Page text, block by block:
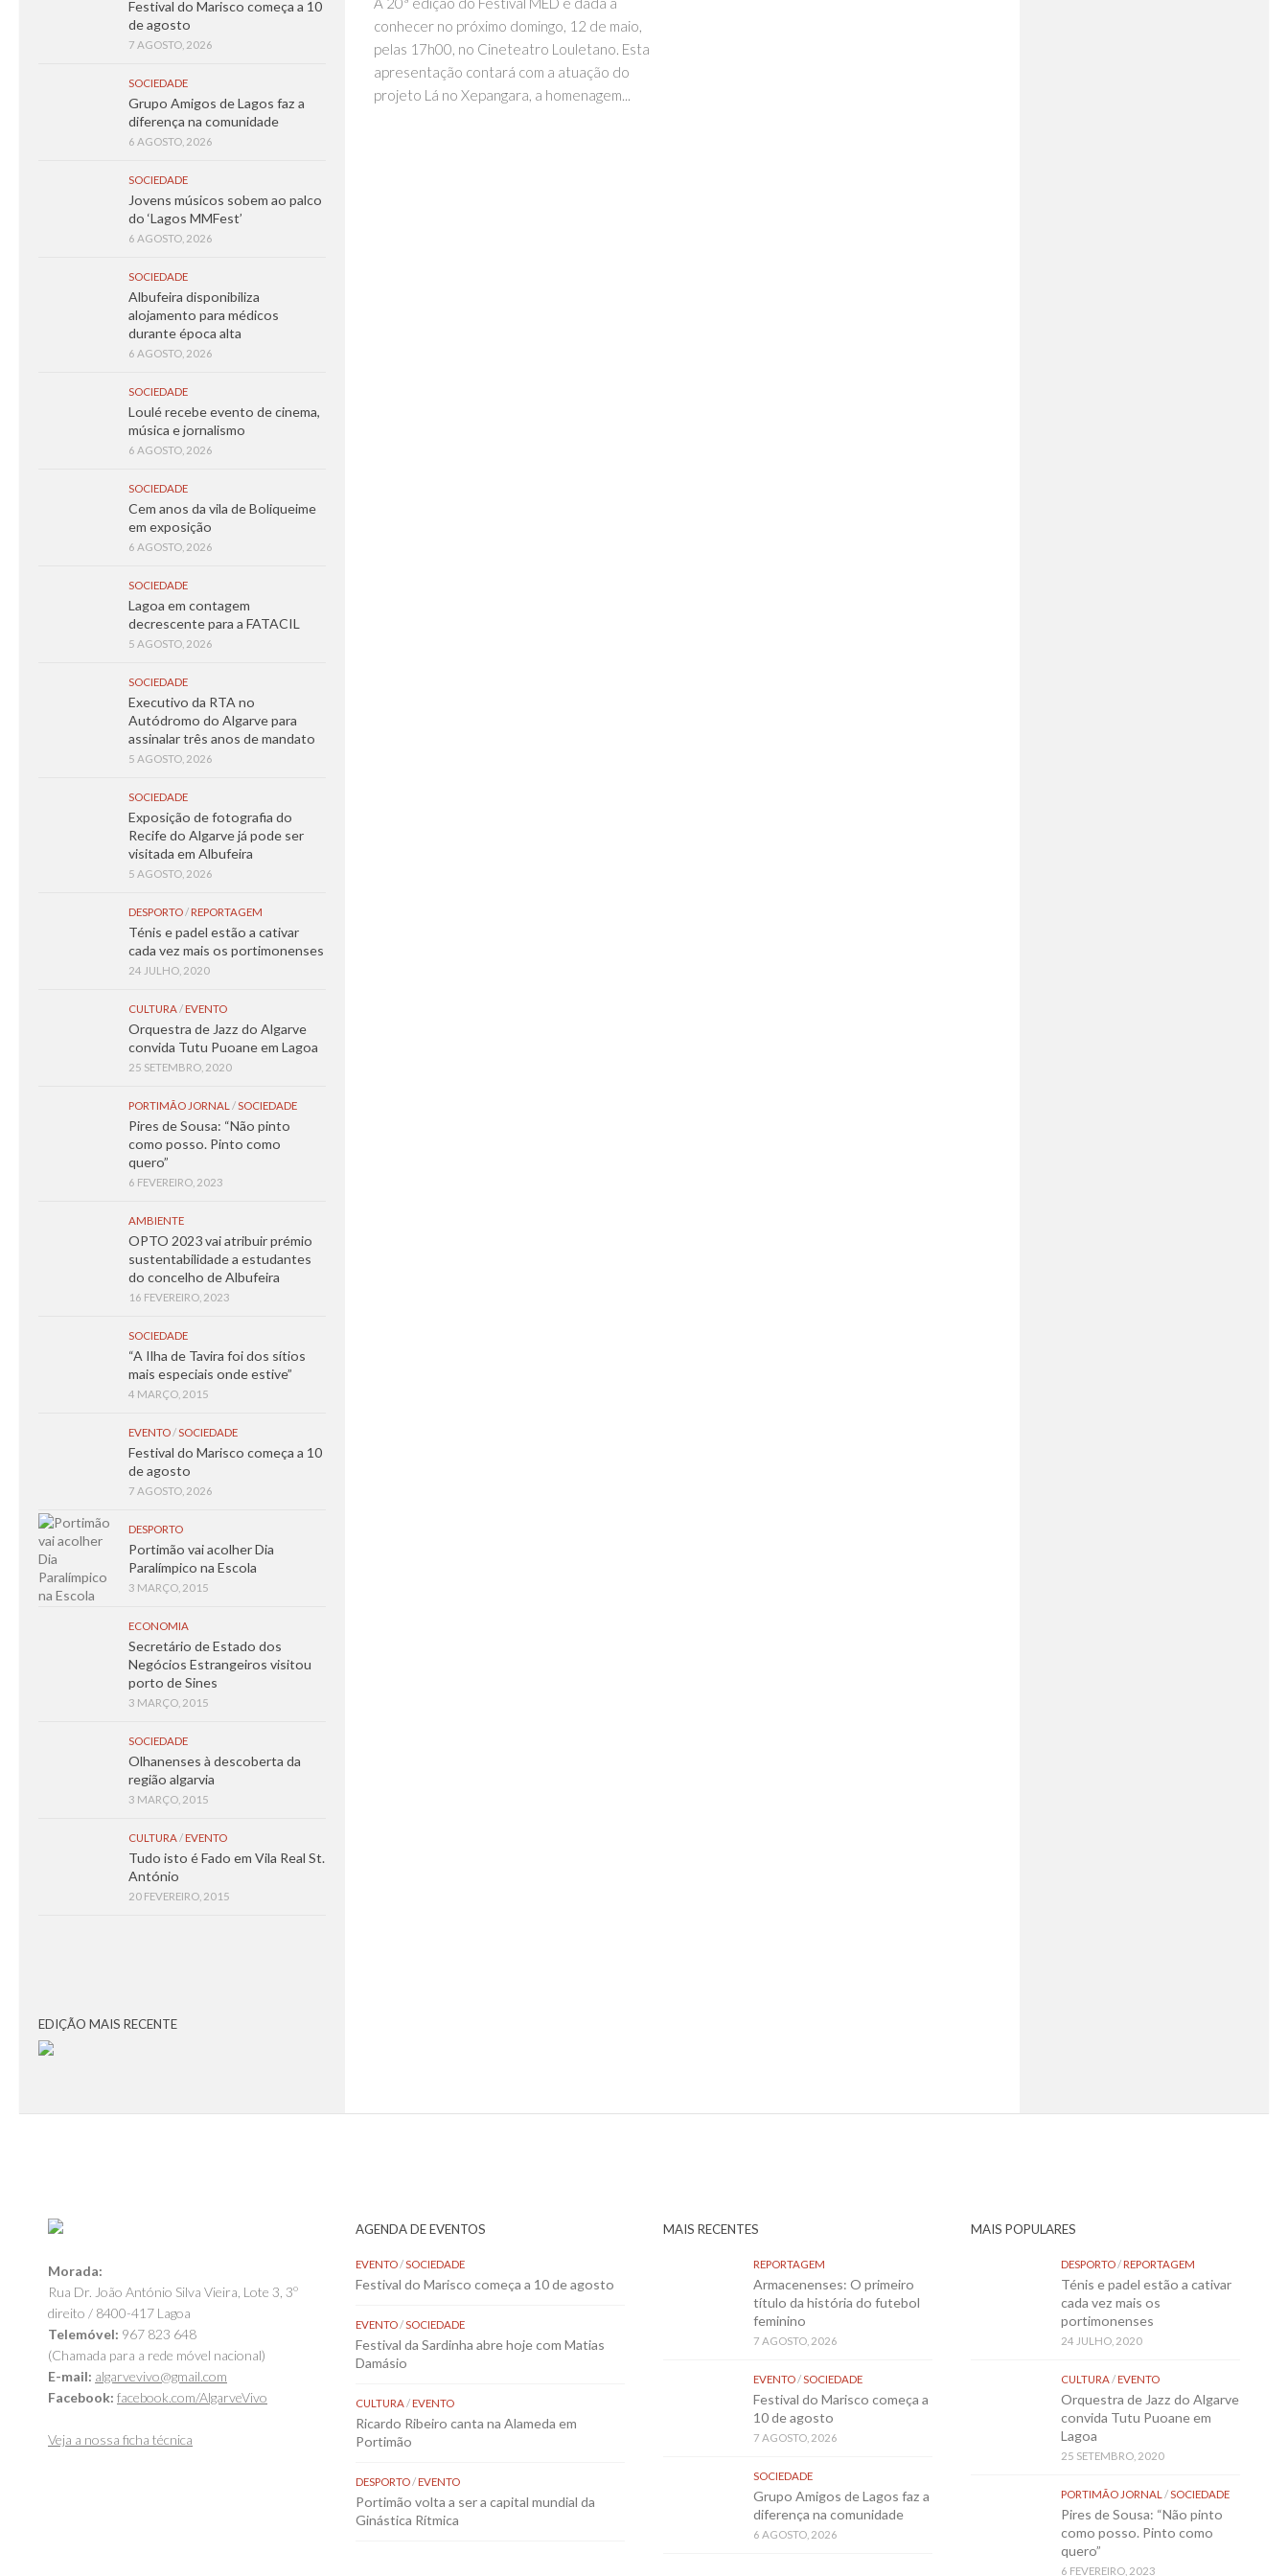
conhecer no próximo domingo, 12 de maio,
pelas 17h00, no Cineteatro Louletano. Esta
apresentação contará com a atuação do
projeto Lá no Xepangara, a homenagem...
Festival do Marisco começa a 10
de agosto
7 AGOSTO, 2026
SOCIEDADE
Grupo Amigos de Lagos faz a
diferença na comunidade
6 AGOSTO, 2026
SOCIEDADE
Jovens músicos sobem ao palco
do ‘Lagos MMFest’
6 AGOSTO, 2026
SOCIEDADE
Albufeira disponibiliza
alojamento para médicos
durante época alta
6 AGOSTO, 2026
SOCIEDADE
Loulé recebe evento de cinema,
música e jornalismo
6 AGOSTO, 2026
SOCIEDADE
Cem anos da vila de Boliqueime
em exposição
6 AGOSTO, 2026
SOCIEDADE
Lagoa em contagem
decrescente para a FATACIL
5 AGOSTO, 2026
SOCIEDADE
Executivo da RTA no
Autódromo do Algarve para
assinalar três anos de mandato
5 AGOSTO, 2026
SOCIEDADE
Exposição de fotografia do
Recife do Algarve já pode ser
visitada em Albufeira
5 AGOSTO, 2026
DESPORTO/ REPORTAGEM
Ténis e padel estão a cativar
cada vez mais os portimonenses
24 JULHO, 2020
CULTURA/ EVENTO
Orquestra de Jazz do Algarve
convida Tutu Puoane em Lagoa
25 SETEMBRO, 2020
PORTIMÃO JORNAL /SOCIEDADE
Pires de Sousa: “Não pinto
como posso. Pinto como
quero”
6 FEVEREIRO, 2023
AMBIENTE
OPTO 2023 vai atribuir prémio
sustentabilidade a estudantes
do concelho de Albufeira
16 FEVEREIRO, 2023
SOCIEDADE
“A Ilha de Tavira foi dos sítios
mais especiais onde estive”
4 MARÇO, 2015
EVENTO/SOCIEDADE
Festival do Marisco começa a 10
de agosto
7 AGOSTO, 2026
DESPORTO
Portimão vai acolher Dia
Paralímpico na Escola
3 MARÇO, 2015
ECONOMIA
Secretário de Estado dos
Negócios Estrangeiros visitou
porto de Sines
3 MARÇO, 2015
SOCIEDADE
Olhanenses à descoberta da
região algarvia
3 MARÇO, 2015
CULTURA/ EVENTO
Tudo isto é Fado em Vila Real St.
António
20 FEVEREIRO, 2015
EDIÇÃO MAIS RECENTE
Morada:
Rua Dr. João António Silva Vieira, Lote 3, 3º
direito / 8400-417 Lagoa
Telemóvel: 967 823 648
(Chamada para a rede móvel nacional)
E-mail: algarvevivo@gmail.com
Facebook: facebook.com/AlgarveVivo
Veja a nossa ficha técnica
AGENDA DE EVENTOS
EVENTO/SOCIEDADE
Festival do Marisco começa a 10 de agosto
EVENTO/SOCIEDADE
Festival da Sardinha abre hoje com Matias
Damásio
CULTURA/EVENTO
Ricardo Ribeiro canta na Alameda em
Portimão
DESPORTO/EVENTO
Portimão volta a ser a capital mundial da
Ginástica Rítmica
MAIS RECENTES
REPORTAGEM
Armacenenses: O primeiro
título da história do futebol
feminino
7 AGOSTO, 2026
EVENTO/SOCIEDADE
Festival do Marisco começa a
10 de agosto
7 AGOSTO, 2026
SOCIEDADE
Grupo Amigos de Lagos faz a
diferença na comunidade
6 AGOSTO, 2026
MAIS POPULARES
DESPORTO/REPORTAGEM
Ténis e padel estão a cativar
cada vez mais os
portimonenses
24 JULHO, 2020
CULTURA/EVENTO
Orquestra de Jazz do Algarve
convida Tutu Puoane em
Lagoa
25 SETEMBRO, 2020
PORTIMÃO JORNAL /SOCIEDADE
Pires de Sousa: “Não pinto
como posso. Pinto como
quero”
6 FEVEREIRO, 2023